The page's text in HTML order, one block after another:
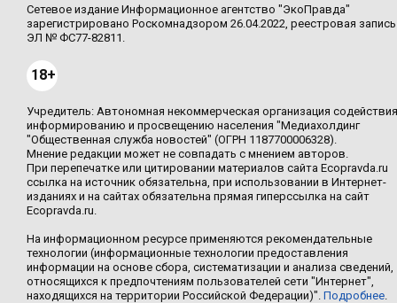
Сетевое издание Информационное агентство "ЭкоПравда"
зарегистрировано Роскомнадзором 26.04.2022, реестровая запись
ЭЛ № ФС77-82811.
18+
Учредитель: Автономная некоммерческая организация содействия
информированию и просвещению населения "Медиахолдинг
"Общественная служба новостей" (ОГРН 1187700006328).
Мнение редакции может не совпадать с мнением авторов.
При перепечатке или цитировании материалов сайта Ecopravda.ru
ссылка на источник обязательна, при использовании в Интернет-
изданиях и на сайтах обязательна прямая гиперссылка на сайт
Ecopravda.ru.
На информационном ресурсе применяются рекомендательные
технологии (информационные технологии предоставления
информации на основе сбора, систематизации и анализа сведений,
относящихся к предпочтениям пользователей сети "Интернет",
находящихся на территории Российской Федерации)". Подробнее.